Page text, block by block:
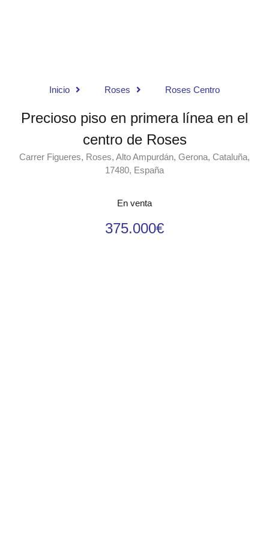
Inicio Roses Roses Centro
Precioso piso en primera línea en el
centro de Roses
Carrer Figueres, Roses, Alto Ampurdán, Gerona, Cataluña,
17480, España
En venta
375.000€